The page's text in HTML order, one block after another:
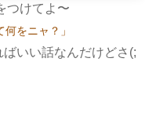
つけてよ〜
何をニャ？」
いい話なんだけどさ(;